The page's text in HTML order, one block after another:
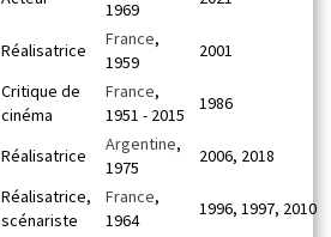
1969
Réalisatrice
France,
1959
2001
Critique de
cinéma
France,
1951 - 2015
1986
Réalisatrice
Argentine,
1975
2006, 2018
Réalisatrice,
scénariste
France,
1964
1996, 1997, 2010